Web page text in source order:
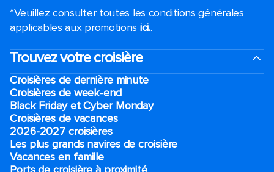
*Veuillez consulter toutes les conditions générales
applicables aux promotions ici..
Trouvez votre croisière
Croisières de dernière minute
Croisières de week-end
Black Friday et Cyber Monday
Croisières de vacances
2026-2027 croisières
Les plus grands navires de croisière
Vacances en famille
Ports de croisière à proximité